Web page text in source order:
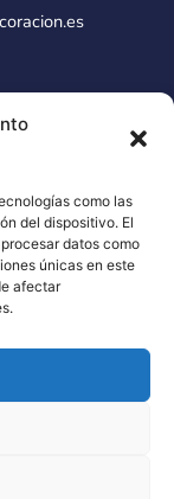
como las
del dispositivo. El
datos como
únicas en este
afectar